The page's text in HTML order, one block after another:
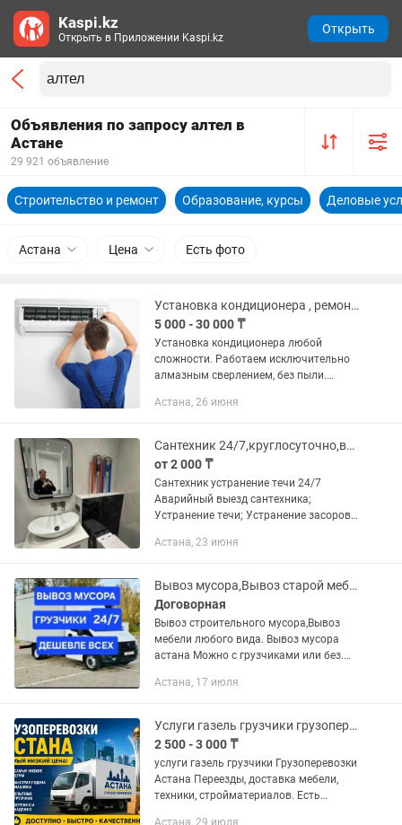
Объявления по запросу алтел в
Астане
29 921 объявление
Строительство и ремонт Образование, курсы Деловые
Астана Цена Есть фото
Установка кондиционера , ремонт , заправка фреона
5 000 - 30 000 ₸
Установка кондиционера любой
сложности. Работаем исключительно
алмазным сверлением, без пыли.
Обслуживание Предварительный
Астана, 26 июня
Сантехник 24/7,круглосуточно,выезд бесплатный.
от 2 000 ₸
Сантехник устранение течи 24/7
Аварийный выезд сантехника;
Устранeние тeчи; Устранение засоров;
Ремонт и настройка теплого пола
Астана, 23 июня
Вывоз мусора,Вывоз старой мебели, строительный мусор грузоперевозки грузчик
Договорная
Вывоз строительного мусора,Вывоз
мебели любого вида. Вывоз мусора
астана Можно с грузчиками или без.
догрузом если мало. Строительный
Астана, 17 июля
Услуги газель грузчики грузоперевозки Астана
2 500 - 3 000 ₸
услуги газель грузчики Грузоперевозки
Астана Переезды, доставка мебели,
техники, стройматериалов. Есть
Астана, 29 июля
Kaspi.kz
Открыть в Приложении Kaspi.kz
Открыть